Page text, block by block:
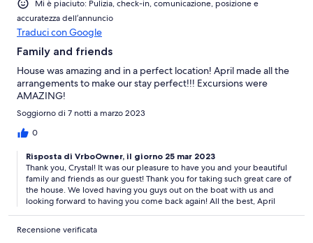
Mi è piaciuto: Pulizia, check-in, comunicazione, posizione e
accuratezza dell’annuncio
Traduci con Google
Family and friends
House was amazing and in a perfect location! April made all the
arrangements to make our stay perfect!!! Excursions were
AMAZING!
Soggiorno di 7 notti a marzo 2023
0
Risposta di VrboOwner, il giorno 25 mar 2023
Thank you, Crystal! It was our pleasure to have you and your beautiful
family and friends as our guest! Thank you for taking such great care of
the house. We loved having you guys out on the boat with us and
looking forward to having you come back again! All the best, April
Recensione verificata